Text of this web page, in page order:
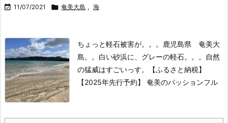
 11/07/2021  奄美大島 , 海
ちょっと軽石被害が。。。
鹿児島県 奄美大
島。。 白い砂浜に、グレーの軽石。。。
自然
の猛威はすごいっす。
【ふるさと納税】
【2025年先行予約】 奄美のパッションフル